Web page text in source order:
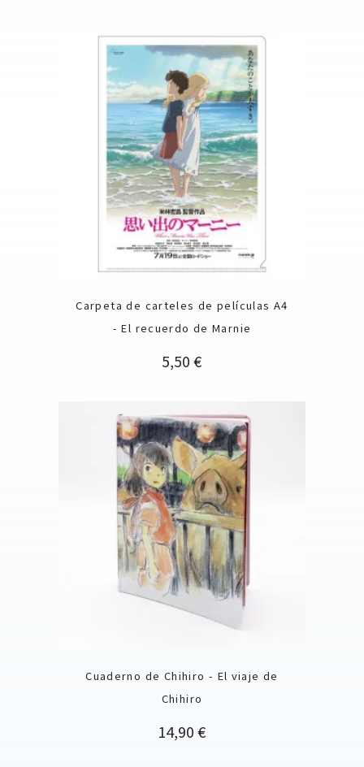
Carpeta de carteles de películas A4
- El recuerdo de Marnie
Precio
5,50 €
Cuaderno de Chihiro - El viaje de
Chihiro
Precio
14,90 €